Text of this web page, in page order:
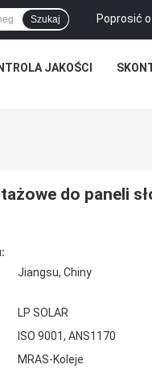
Poprosić
Szukaj
JAKOŚCI
do paneli
Jiangsu, Chiny
LP SOLAR
ISO 9001, ANS1170
MRAS-Koleje